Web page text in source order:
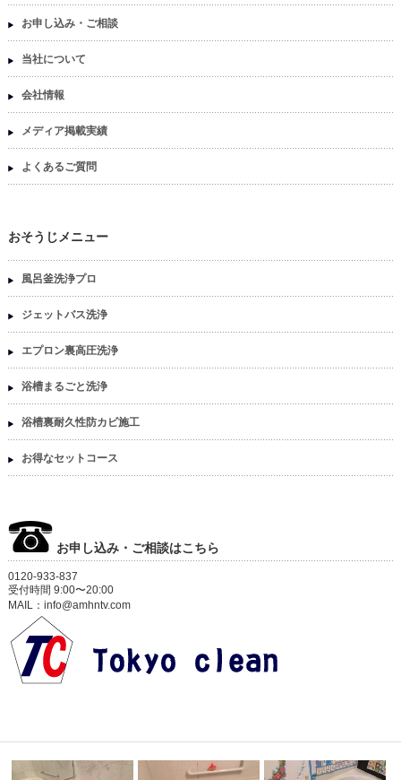
お申し込み・ご相談
当社について
会社情報
メディア掲載実績
よくあるご質問
おそうじメニュー
風呂釜洗浄プロ
ジェットバス洗浄
エプロン裏高圧洗浄
浴槽まるごと洗浄
浴槽裏耐久性防カビ施工
お得なセットコース
お申し込み・ご相談はこちら
0120-933-837
受付時間 9:00〜20:00
MAIL：info@amhntv.com